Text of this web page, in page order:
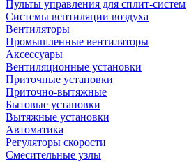
Пульты управления для сплит-систем
Системы вентиляции воздуха
Вентиляторы
Промышленные вентиляторы
Аксессуары
Вентиляционные установки
Приточные установки
Приточно-вытяжные
Бытовые установки
Вытяжные установки
Автоматика
Регуляторы скорости
Смесительные узлы